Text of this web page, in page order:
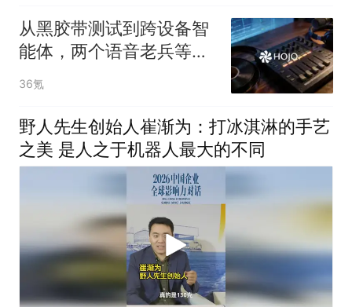
从黑胶带测试到跨设备智
能体，两个语音老兵等了
十年
36氪
野人先生创始人崔渐为：打冰淇淋的手艺
之美 是人之于机器人最大的不同